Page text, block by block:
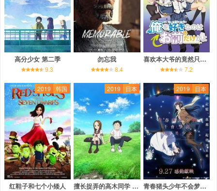
高分少女 第二季
9.3
勿忘我
8.4
喜欢本大爷的竟然只有你一个？
7.2
2019 韩国
红鞋子和七个小矮人
2019 日本
擅长捉弄的高木同学 第二季
2019 日本
青春猪头少年不会梦到怀梦美少女